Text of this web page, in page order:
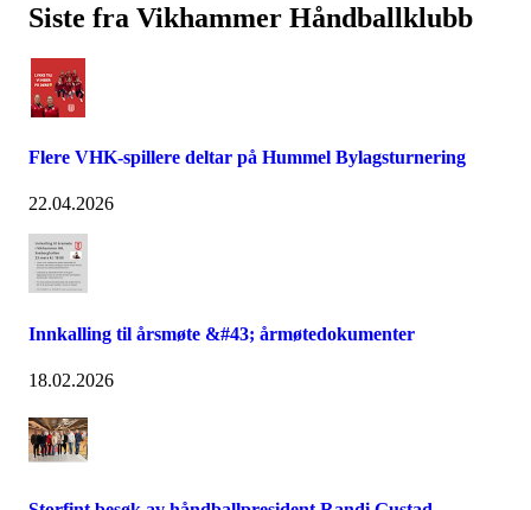
Siste fra Vikhammer Håndballklubb
Flere VHK-spillere deltar på Hummel Bylagsturnering
22.04.2026
Innkalling til årsmøte &#43; årmøtedokumenter
18.02.2026